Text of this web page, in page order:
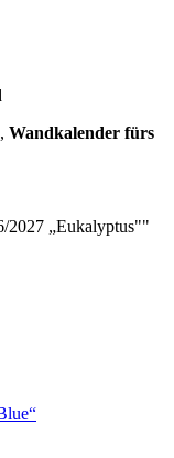
, Wandkalender fürs
2027 „Eukalyptus""